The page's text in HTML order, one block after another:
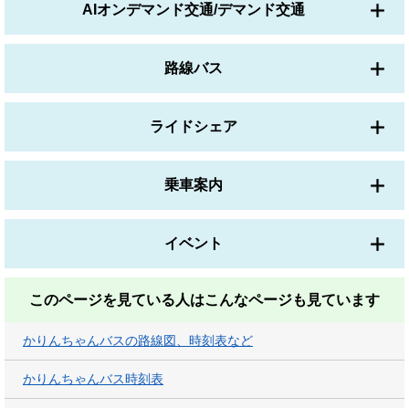
AIオンデマンド交通/デマンド交通
路線バス
ライドシェア
乗車案内
イベント
このページを見ている人はこんなページも見ています
かりんちゃんバスの路線図、時刻表など
かりんちゃんバス時刻表